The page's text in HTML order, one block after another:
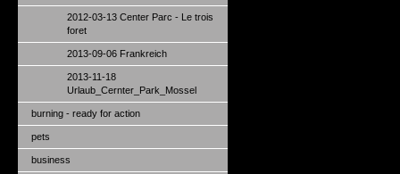
2012-03-13 Center Parc - Le trois
foret
2013-09-06 Frankreich
2013-11-18
Urlaub_Cernter_Park_Mossel
burning - ready for action
pets
business